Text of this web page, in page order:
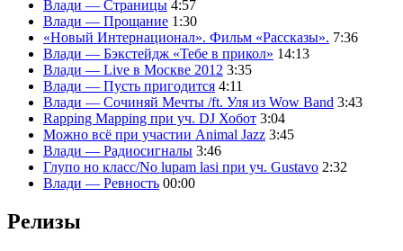
Влади — Страницы 4:57
Влади — Прощание 1:30
«Новый Интернационал». Фильм «Рассказы». 7:36
Влади — Бэкстейдж «Тебе в прикол» 14:13
Влади — Live в Москве 2012 3:35
Влади — Пусть пригодится 4:11
Влади — Сочиняй Мечты /ft. Уля из Wow Band 3:43
Rapping Mapping при уч. DJ Хобот 3:04
Можно всё при участии Animal Jazz 3:45
Влади — Радиосигналы 3:46
Глупо но класс/No lupam lasi при уч. Gustavo 2:32
Влади — Ревность 00:00
Релизы